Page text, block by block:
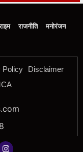
राजनीति
मनोरंजन
Policy
Disclaimer